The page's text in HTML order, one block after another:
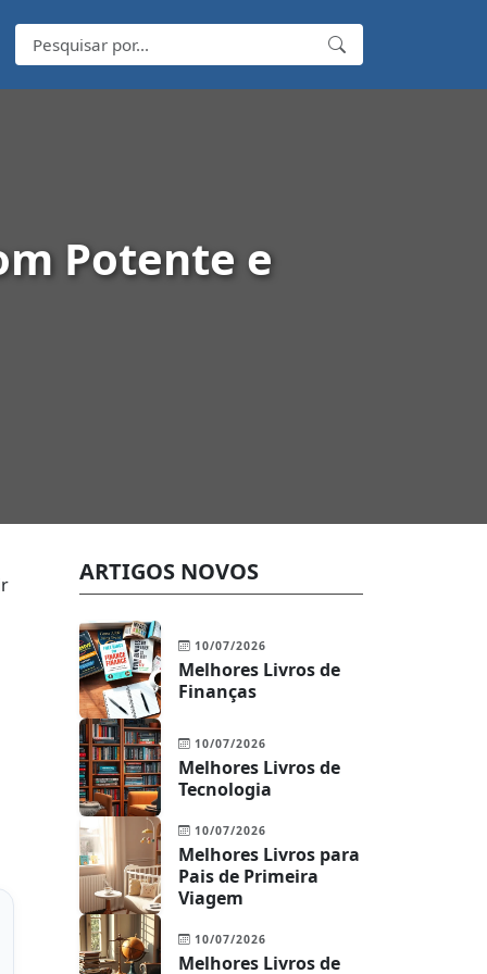
Potente e
ARTIGOS NOVOS
10/07/2026
Melhores Livros de
Finanças
10/07/2026
Melhores Livros de
Tecnologia
10/07/2026
Melhores Livros para
Pais de Primeira
Viagem
10/07/2026
Melhores Livros de